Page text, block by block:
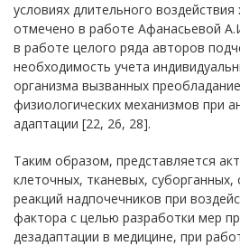
условиях длительного
отмечено в работе Афанасьевой
в работе целого ряда авторов
необходимость учета
организма вызванных
физиологических механизмов при
адаптации [22, 26, 28].
Таким образом, представляется
клеточных, тканевых,
реакций надпочечников при
фактора с целью разработки мер
дезадаптации в медицине, при